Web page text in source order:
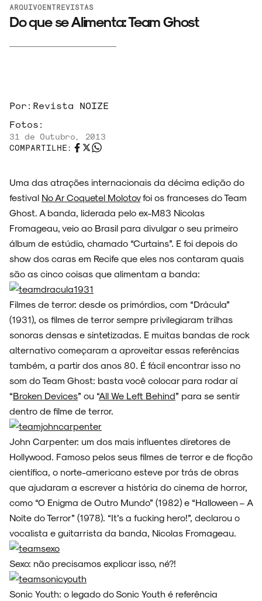
ARQUIVO
ENTREVISTAS
ESPECIAIS
FAIXA A FAIXA
NOVIDADES
NOIZE RECORD CLUB
SOBRE
ARQUIVOENTREVISTAS
Do que se Alimenta: Team Ghost
Por: Revista NOIZE
Fotos:
31 de Outubro, 2013
COMPARTILHE:
Uma das atrações internacionais da décima edição do
festival No Ar Coquetel Molotovfoi os franceses do Team
Ghost. A banda, liderada pelo ex-M83 Nicolas
Fromageau, veio ao Brasil para divulgar o seu primeiro
álbum de estúdio, chamado “Curtains”. E foi depois do
show dos caras em Recife que eles nos contaram quais
são as cinco coisas que alimentam a banda:
Filmes de terror: desde os primórdios, com “Drácula”
(1931), os filmes de terror sempre privilegiaram trilhas
sonoras densas e sintetizadas. E muitas bandas de rock
alternativo começaram a aproveitar essas referências
também, a partir dos anos 80. É fácil encontrar isso no
som do Team Ghost: basta você colocar para rodar aí
“Broken Devices” ou “All We Left Behind” para se sentir
dentro de filme de terror.
John Carpenter: um dos mais influentes diretores de
Hollywood. Famoso pelos seus filmes de terror e de ficção
científica, o norte-americano esteve por trás de obras
que ajudaram a escrever a história do cinema de horror,
como “O Enigma de Outro Mundo” (1982) e “Halloween – A
Noite do Terror” (1978). “It’s a fucking hero!”, declarou o
vocalista e guitarrista da banda, Nicolas Fromageau.
Sexo: não precisamos explicar isso, né?!
Sonic Youth: o legado do Sonic Youth é referência